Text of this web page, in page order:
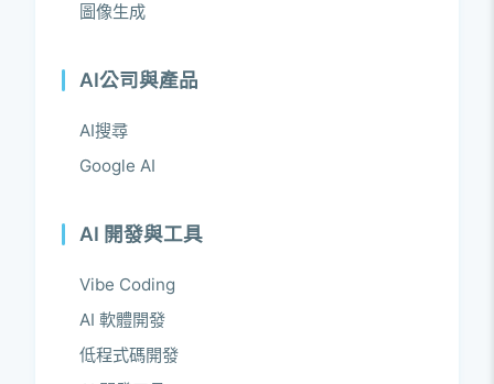
圖像生成
AI公司與產品
AI搜尋
Google AI
AI 開發與工具
Vibe Coding
AI 軟體開發
低程式碼開發